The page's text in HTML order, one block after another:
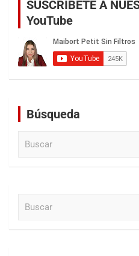
SUSCRÍBETE A
YouTube
Búsqueda